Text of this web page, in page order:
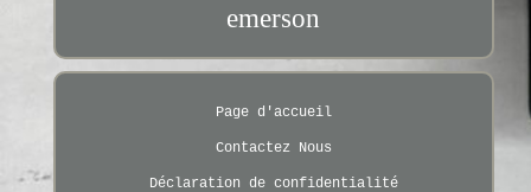
emerson
Page d'accueil
Contactez Nous
Déclaration de confidentialité